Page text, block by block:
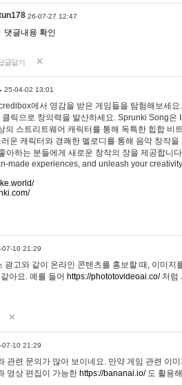
26-07-27 12:47
댓글내용 확인
글달기
25-04-02 13:01
에서 영감을 받은 게임들을 탐험해보세
클릭으로 창의력을 발산하세요. Sprunki Song
의 스트리트웨어 캐릭터를 통해 독특한 힙합 비
운 캐릭터와 경쾌한 멜로디를 통해 음악 창작
아하는 분들에게 새로운 창작의 장을 제공합
made experiences, and unleash your
07-10 21:29
광고와 같이 온라인 콘텐츠를 홍보할 때, 이미
아요. 예를 들어 https://phototovideoai.co/처럼
07-10 21:29
관련 문의가 많아 보이네요. 만약 게임 관련 이
영상 편집이 가능한 https://bananai.io/도 활용